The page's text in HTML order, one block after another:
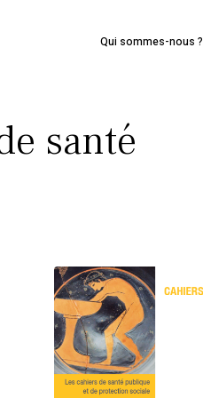
Qui sommes-nous ?
santé